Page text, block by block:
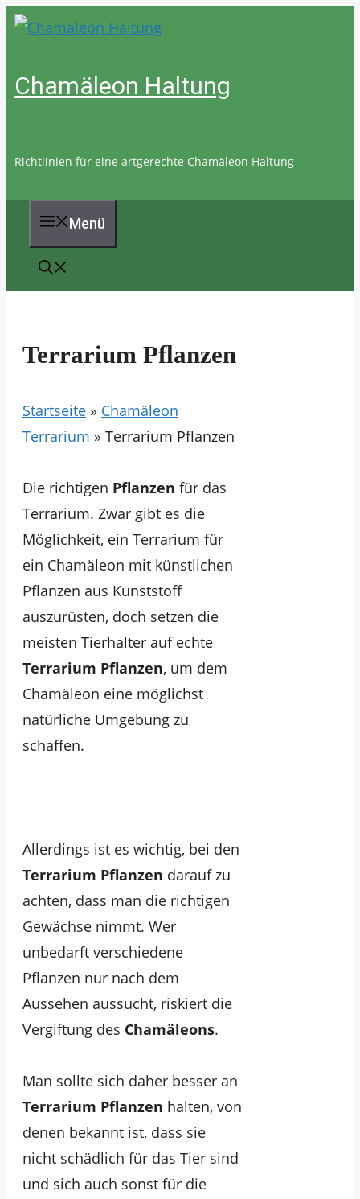
Zum
Chamäleon Haltung
Richtlinien für eine artgerechte Chamäleon Haltung
Menü
Terrarium Pflanzen
Startseite » Chamäleon
Terrarium » Terrarium Pflanzen
Die richtigen Pflanzen für das
Terrarium. Zwar gibt es die
Möglichkeit, ein Terrarium für
ein Chamäleon mit künstlichen
Pflanzen aus Kunststoff
auszurüsten, doch setzen die
meisten Tierhalter auf echte
Terrarium Pflanzen, um dem
Chamäleon eine möglichst
natürliche Umgebung zu
schaffen.
Allerdings ist es wichtig, bei den
Terrarium Pflanzen darauf zu
achten, dass man die richtigen
Gewächse nimmt. Wer
unbedarft verschiedene
Pflanzen nur nach dem
Aussehen aussucht, riskiert die
Vergiftung des Chamäleons.
Man sollte sich daher besser an
Terrarium Pflanzen halten, von
denen bekannt ist, dass sie
nicht schädlich für das Tier sind
und sich auch sonst für die